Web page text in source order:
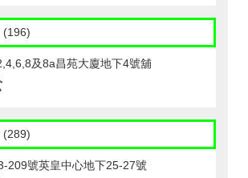
(196)
及8a昌苑大廈地下4號舖
(289)
209號英皇中心地下25-27號